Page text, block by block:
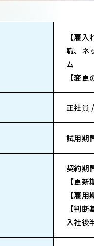
【雇
職、ネ
ム
【変
正社員
試用期
契約期
【更
【雇
【判
入社後